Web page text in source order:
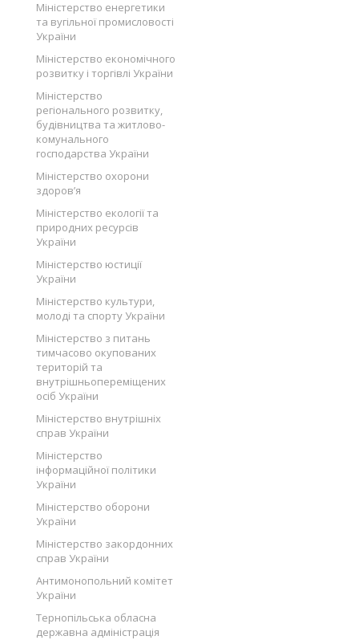
Міністерство енергетики
та вугільної промисловості
України
Міністерство економічного
розвитку і торгівлі України
Міністерство
регіонального розвитку,
будівництва та житлово-
комунального
господарства України
Міністерство охорони
здоров’я
Міністерство екології та
природних ресурсів
України
Міністерство юстиції
України
Міністерство культури,
молоді та спорту України
Міністерство з питань
тимчасово окупованих
територій та
внутрішньопереміщених
осіб України
Міністерство внутрішніх
справ України
Міністерство
інформаційної політики
України
Міністерство оборони
України
Міністерство закордонних
справ України
Антимонопольний комітет
України
Тернопільська обласна
державна адміністрація